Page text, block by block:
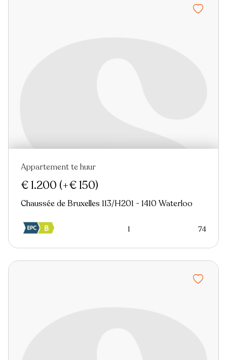
Nieuw
Appartement te huur
€ 1.200 (+€ 150)
Chaussée de Bruxelles 113/H201 - 1410 Waterloo
1 74